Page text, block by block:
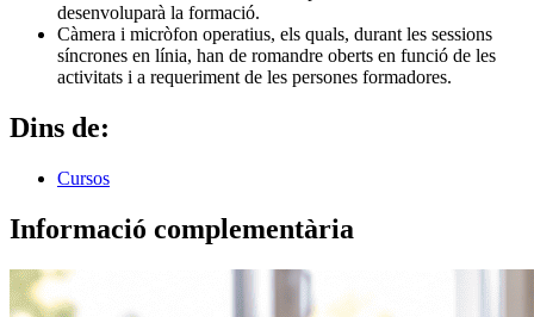
desenvoluparà la formació.
Càmera i micròfon operatius, els quals, durant les sessions
síncrones en línia, han de romandre oberts en funció de les
activitats i a requeriment de les persones formadores.
Dins de:
Cursos
Informació complementària